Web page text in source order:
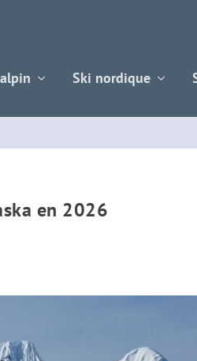
Ski nordique
en 2026